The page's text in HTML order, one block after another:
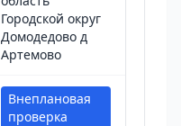
Городской округ
Домодедово д
Артемово
Внеплановая
проверка